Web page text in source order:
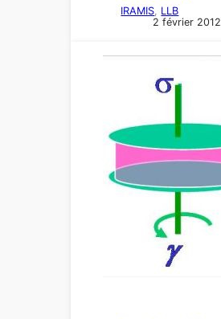
IRAMIS, LLB
2 février 2012